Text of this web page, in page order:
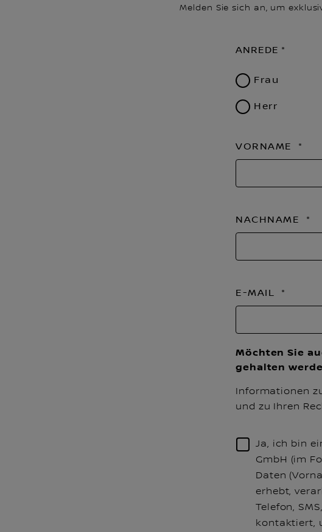
Melden Sie sich an, um
ANREDE
Frau
Herr
VORNAME
NACHNAME
E-MAIL
Möchten Sie
gehalten
Informationen
und zu Ihren
Ja, ich bin
GmbH (im
Daten
erhebt,
Telefon,
kontaktiert,